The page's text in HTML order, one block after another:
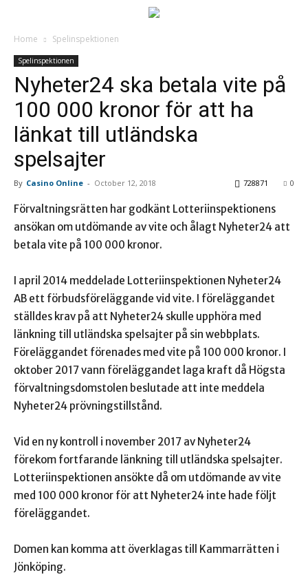
Home Spelinspektionen
Spelinspektionen
Nyheter24 ska betala vite på
100 000 kronor för att ha
länkat till utländska
spelsajter
By Casino Online - October 12, 2018 0
728871
Förvaltningsrätten har godkänt Lotteriinspektionens
ansökan om utdömande av vite och ålagt Nyheter24 att
betala vite på 100 000 kronor.
I april 2014 meddelade Lotteriinspektionen Nyheter24
AB ett förbudsföreläggande vid vite. I föreläggandet
ställdes krav på att Nyheter24 skulle upphöra med
länkning till utländska spelsajter på sin webbplats.
Föreläggandet förenades med vite på 100 000 kronor. I
oktober 2017 vann föreläggandet laga kraft då Högsta
förvaltningsdomstolen beslutade att inte meddela
Nyheter24 prövningstillstånd.
Vid en ny kontroll i november 2017 av Nyheter24
förekom fortfarande länkning till utländska spelsajter.
Lotteriinspektionen ansökte då om utdömande av vite
med 100 000 kronor för att Nyheter24 inte hade följt
föreläggandet.
Domen kan komma att överklagas till Kammarrätten i
Jönköping.